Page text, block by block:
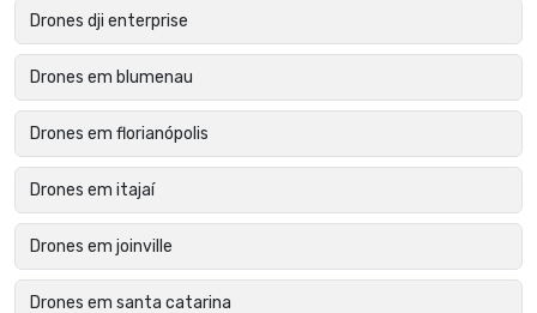
Drones dji enterprise
Drones em blumenau
Drones em florianópolis
Drones em itajaí
Drones em joinville
Drones em santa catarina